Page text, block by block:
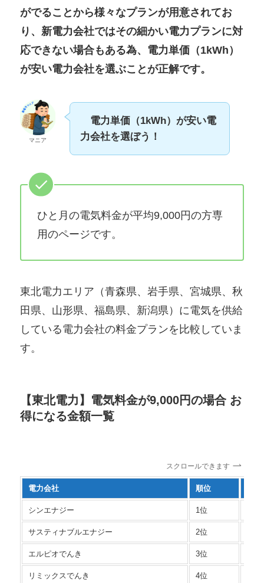
がでることから様々なプランが用意されてお
り、新電力会社ではその細かい電力プランに対
応できない場合もある為、電力単価（1kWh）
が安い電力会社を選ぶことが正解です。
マニア
電力単価（1kWh）が安い電
力会社を選ぼう！
ひと月の電気料金が平均9,000円の方専
用のページです。
東北電力エリア（青森県、岩手県、宮城県、秋
田県、山形県、福島県、新潟県）に電気を供給
している電力会社の料金プランを比較していま
す。
【東北電力】電気料金が9,000円の場合 お
得になる金額一覧
スクロールできます
電力会社 順位
シンエナジー 1位
サスティナブルエナジー 2位
エルピオでんき 3位
リミックスでんき 4位